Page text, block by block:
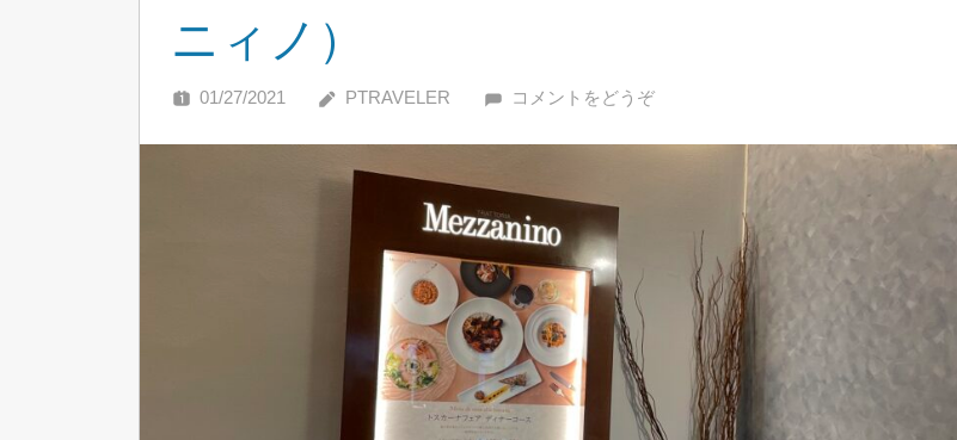
ニィノ）
01/27/2021 PTRAVELER コメントをどうぞ